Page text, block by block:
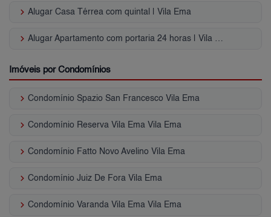
keyboard_arrow_right Alugar Casa Térrea com quintal | Vila Ema
keyboard_arrow_right Alugar Apartamento com portaria 24 horas | Vila Ema
Imóveis por Condomínios
keyboard_arrow_right Condomínio Spazio San Francesco Vila Ema
keyboard_arrow_right Condomínio Reserva Vila Ema Vila Ema
keyboard_arrow_right Condomínio Fatto Novo Avelino Vila Ema
keyboard_arrow_right Condomínio Juiz De Fora Vila Ema
keyboard_arrow_right Condomínio Varanda Vila Ema Vila Ema